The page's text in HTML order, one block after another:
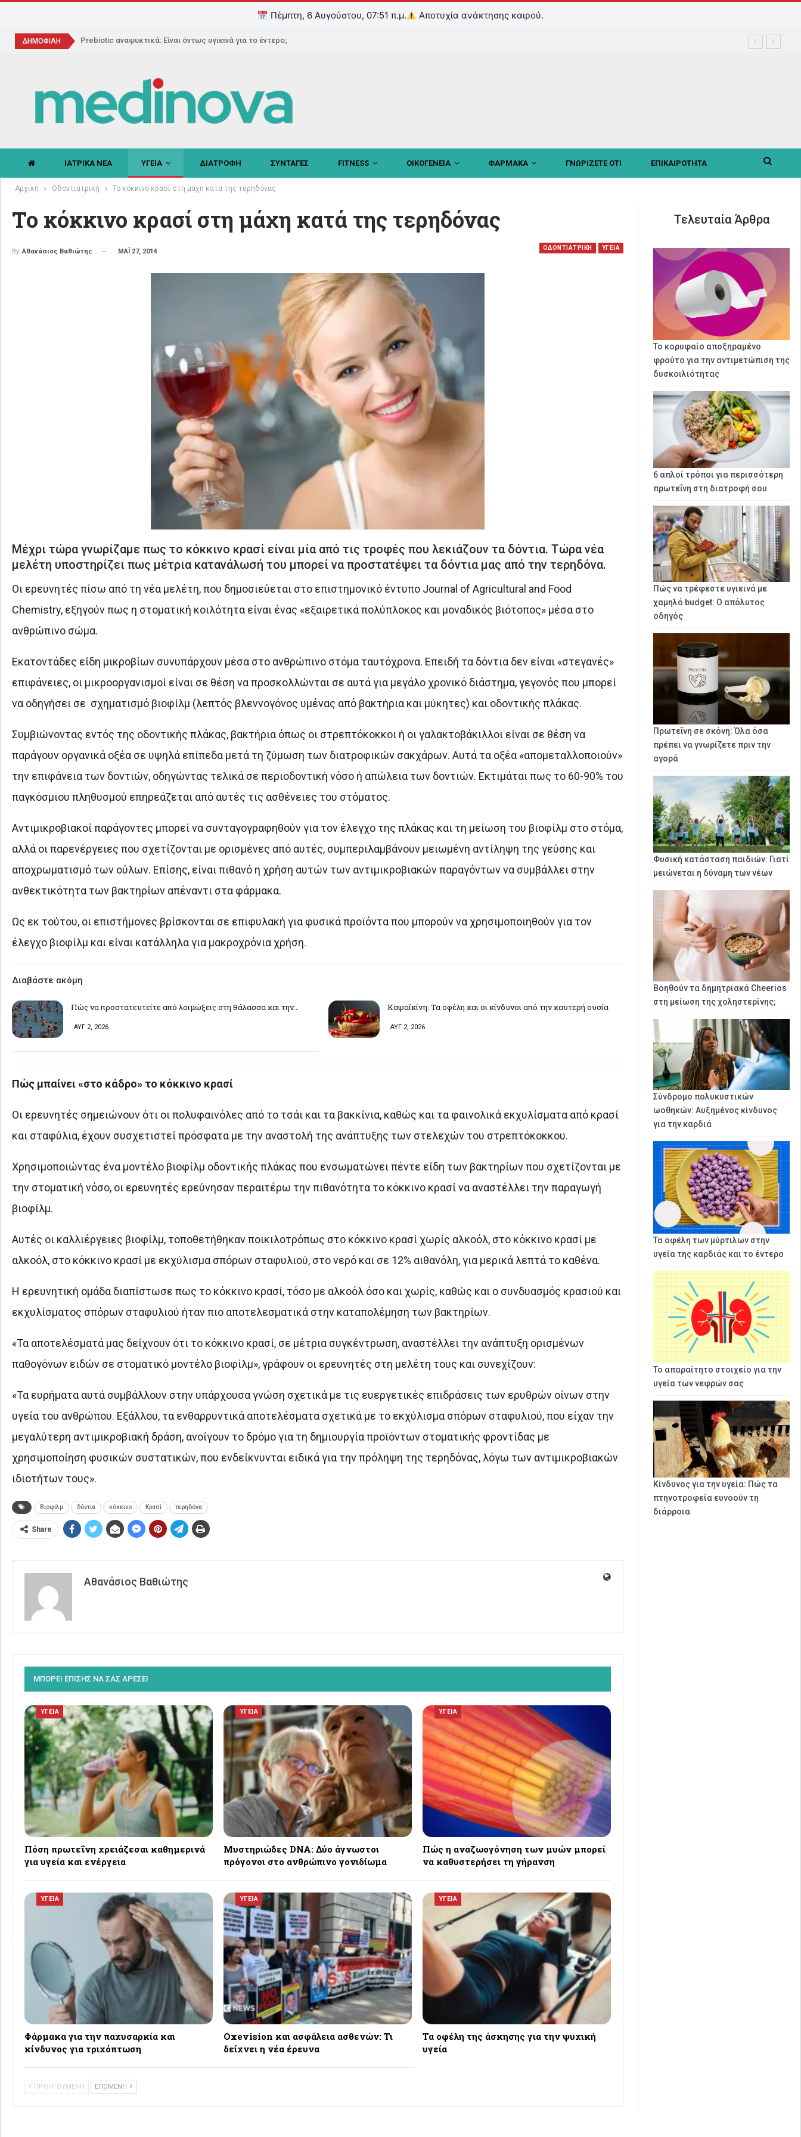
Πέμπτη, 6 Αυγούστου, 07:51 π.μ. Αποτυχία ανάκτησης καιρού.
ΔΗΜΟΦΙΛΗ Prebiotic αναψυκτικά: Είναι όντως υγιεινά για το έντερο;
ΙΑΤΡΙΚΑ ΝΕΑ ΥΓΕΙΑ ΔΙΑΤΡΟΦΗ ΣΥΝΤΑΓΕΣ FITNESS ΟΙΚΟΓΕΝΕΙΑ ΦΑΡΜΑΚΑ ΓΝΩΡΙΖΕΤΕ ΟΤΙ ΕΠΙΚΑΙΡΟΤΗΤΑ
Αρχική Οδοντιατρική Το κόκκινο κρασί στη μάχη κατά της τερηδόνας
Το κόκκινο κρασί στη μάχη κατά της τερηδόνας
ΟΔΟΝΤΙΑΤΡΙΚΗ ΥΓΕΙΑ
By Αθανάσιος Βαθιώτης ΜΑΪ 27, 2014
Μέχρι τώρα γνωρίζαμε πως το κόκκινο κρασί είναι μία από τις τροφές που λεκιάζουν τα δόντια. Τώρα νέα
μελέτη υποστηρίζει πως μέτρια κατανάλωσή του μπορεί να προστατέψει τα δόντια μας από την τερηδόνα.
Οι ερευνητές πίσω από τη νέα μελέτη, που δημοσιεύεται στο επιστημονικό έντυπο Journal of Agricultural and Food
Chemistry, εξηγούν πως η στοματική κοιλότητα είναι ένας «εξαιρετικά πολύπλοκος και μοναδικός βιότοπος» μέσα στο
ανθρώπινο σώμα.
Εκατοντάδες είδη μικροβίων συνυπάρχουν μέσα στο ανθρώπινο στόμα ταυτόχρονα. Επειδή τα δόντια δεν είναι «στεγανές»
επιφάνειες, οι μικροοργανισμοί είναι σε θέση να προσκολλώνται σε αυτά για μεγάλο χρονικό διάστημα, γεγονός που μπορεί
να οδηγήσει σε σχηματισμό βιοφίλμ (λεπτός βλεννογόνος υμένας από βακτήρια και μύκητες) και οδοντικής πλάκας.
Συμβιώνοντας εντός της οδοντικής πλάκας, βακτήρια όπως οι στρεπτόκοκκοι ή οι γαλακτοβάκιλλοι είναι σε θέση να
παράγουν οργανικά οξέα σε υψηλά επίπεδα μετά τη ζύμωση των διατροφικών σακχάρων. Αυτά τα οξέα «απομεταλλοποιούν»
την επιφάνεια των δοντιών, οδηγώντας τελικά σε περιοδοντική νόσο ή απώλεια των δοντιών. Εκτιμάται πως το 60-90% του
παγκόσμιου πληθυσμού επηρεάζεται από αυτές τις ασθένειες του στόματος.
Αντιμικροβιακοί παράγοντες μπορεί να συνταγογραφηθούν για τον έλεγχο της πλάκας και τη μείωση του βιοφίλμ στο στόμα,
αλλά οι παρενέργειες που σχετίζονται με ορισμένες από αυτές, συμπεριλαμβάνουν μειωμένη αντίληψη της γεύσης και
αποχρωματισμό των ούλων. Επίσης, είναι πιθανό η χρήση αυτών των αντιμικροβιακών παραγόντων να συμβάλλει στην
ανθεκτικότητα των βακτηρίων απέναντι στα φάρμακα.
Ως εκ τούτου, οι επιστήμονες βρίσκονται σε επιφυλακή για φυσικά προϊόντα που μπορούν να χρησιμοποιηθούν για τον
έλεγχο βιοφίλμ και είναι κατάλληλα για μακροχρόνια χρήση.
Διαβάστε ακόμη
Πώς να προστατευτείτε από λοιμώξεις στη θάλασσα και την…
ΑΥΓ 2, 2026
Καψαϊκίνη: Τα οφέλη και οι κίνδυνοι από την καυτερή ουσία
ΑΥΓ 2, 2026
Πώς μπαίνει «στο κάδρο» το κόκκινο κρασί
Οι ερευνητές σημειώνουν ότι οι πολυφαινόλες από το τσάι και τα βακκίνια, καθώς και τα φαινολικά εκχυλίσματα από κρασί
και σταφύλια, έχουν συσχετιστεί πρόσφατα με την αναστολή της ανάπτυξης των στελεχών του στρεπτόκοκκου.
Χρησιμοποιώντας ένα μοντέλο βιοφίλμ οδοντικής πλάκας που ενσωματώνει πέντε είδη των βακτηρίων που σχετίζονται με
την στοματική νόσο, οι ερευνητές ερεύνησαν περαιτέρω την πιθανότητα το κόκκινο κρασί να αναστέλλει την παραγωγή
βιοφίλμ.
Αυτές οι καλλιέργειες βιοφίλμ, τοποθετήθηκαν ποικιλοτρόπως στο κόκκινο κρασί χωρίς αλκοόλ, στο κόκκινο κρασί με
αλκοόλ, στο κόκκινο κρασί με εκχύλισμα σπόρων σταφυλιού, στο νερό και σε 12% αιθανόλη, για μερικά λεπτά το καθένα.
Η ερευνητική ομάδα διαπίστωσε πως το κόκκινο κρασί, τόσο με αλκοόλ όσο και χωρίς, καθώς και ο συνδυασμός κρασιού και
εκχυλίσματος σπόρων σταφυλιού ήταν πιο αποτελεσματικά στην καταπολέμηση των βακτηρίων.
«Τα αποτελέσματά μας δείχνουν ότι το κόκκινο κρασί, σε μέτρια συγκέντρωση, αναστέλλει την ανάπτυξη ορισμένων
παθογόνων ειδών σε στοματικό μοντέλο βιοφίλμ», γράφουν οι ερευνητές στη μελέτη τους και συνεχίζουν:
«Τα ευρήματα αυτά συμβάλλουν στην υπάρχουσα γνώση σχετικά με τις ευεργετικές επιδράσεις των ερυθρών οίνων στην
υγεία του ανθρώπου. Εξάλλου, τα ενθαρρυντικά αποτελέσματα σχετικά με το εκχύλισμα σπόρων σταφυλιού, που είχαν την
μεγαλύτερη αντιμικροβιακή δράση, ανοίγουν το δρόμο για τη δημιουργία προϊόντων στοματικής φροντίδας με
χρησιμοποίηση φυσικών συστατικών, που ενδείκνυνται ειδικά για την πρόληψη της τερηδόνας, λόγω των αντιμικροβιακών
ιδιοτήτων τους».
Βιοφίλμ δόντια κόκκινο Κρασί τερηδόνα
Share
Αθανάσιος Βαθιώτης
ΜΠΟΡΕΙ ΕΠΙΣΗΣ ΝΑ ΣΑΣ ΑΡΕΣΕΙ
ΥΓΕΙΑ
Πόση πρωτεΐνη χρειάζεσαι καθημερινά
για υγεία και ενέργεια
ΥΓΕΙΑ
Μυστηριώδες DNA: Δύο άγνωστοι
πρόγονοι στο ανθρώπινο γονιδίωμα
ΥΓΕΙΑ
Πώς η αναζωογόνηση των μυών μπορεί
να καθυστερήσει τη γήρανση
ΥΓΕΙΑ
Φάρμακα για την παχυσαρκία και
κίνδυνος για τριχόπτωση
ΥΓΕΙΑ
Oxevision και ασφάλεια ασθενών: Τι
δείχνει η νέα έρευνα
ΥΓΕΙΑ
Τα οφέλη της άσκησης για την ψυχική
υγεία
ΠΡΟΗΓΟΥΜΕΝΗ ΕΠΟΜΕΝΗ
Τελευταία Άρθρα
Το κορυφαίο αποξηραμένο
φρούτο για την αντιμετώπιση της
δυσκοιλιότητας
6 απλοί τρόποι για περισσότερη
πρωτεΐνη στη διατροφή σου
Πώς να τρέφεστε υγιεινά με
χαμηλό budget: Ο απόλυτος
οδηγός
Πρωτεΐνη σε σκόνη: Όλα όσα
πρέπει να γνωρίζετε πριν την
αγορά
Φυσική κατάσταση παιδιών: Γιατί
μειώνεται η δύναμη των νέων
Βοηθούν τα δημητριακά Cheerios
στη μείωση της χοληστερίνης;
Σύνδρομο πολυκυστικών
ωοθηκών: Αυξημένος κίνδυνος
για την καρδιά
Τα οφέλη των μύρτιλων στην
υγεία της καρδιάς και το έντερο
Το απαραίτητο στοιχείο για την
υγεία των νεφρών σας
Κίνδυνος για την υγεία: Πώς τα
πτηνοτροφεία ευνοούν τη
διάρροια